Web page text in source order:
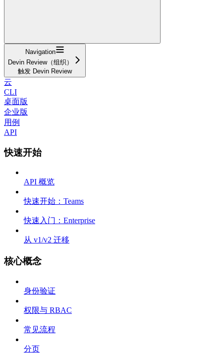
Navigation
Devin Review（组织）
触发 Devin Review
云
CLI
桌面版
企业版
用例
API
快速开始
API 概览
快速开始：Teams
快速入门：Enterprise
从 v1/v2 迁移
核心概念
身份验证
权限与 RBAC
常见流程
分页